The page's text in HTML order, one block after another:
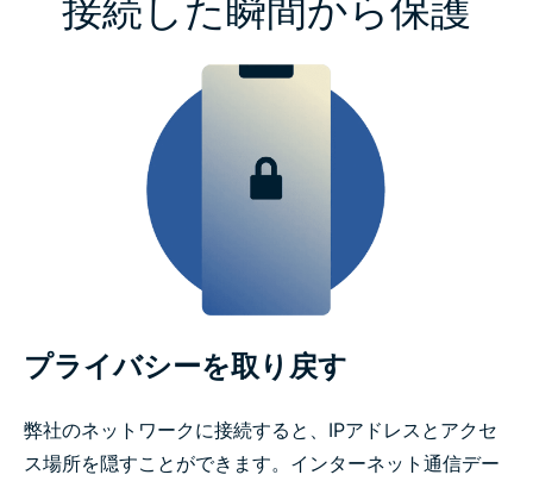
プライバシーを取り戻す
弊社のネットワークに接続すると、IPアドレスとアクセ
ス場所を隠すことができます。インターネット通信デー